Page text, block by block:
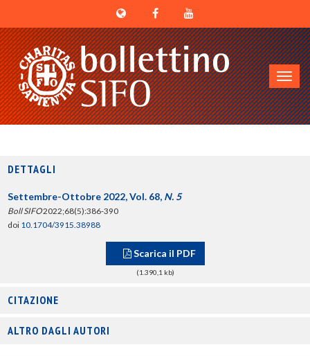
DETTAGLI
Settembre-Ottobre 2022, Vol. 68, N. 5
Boll SIFO2022;68(5):386-390
doi 10.1704/3915.38988
Scarica il PDF
(1.390,1 kb)
CITAZIONE
ALTRO DAGLI AUTORI